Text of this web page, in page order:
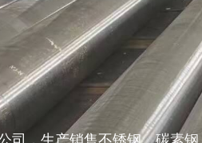
司，生产销售不锈钢，碳素